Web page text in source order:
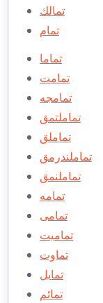
تمالك
تمام
تماما
تمامت
تمامجه
تماملتمق
تماملق
تماملندرمق
تماملنمق
تمامه
تمامی
تماميت
تماوت
تمایل
تمائم